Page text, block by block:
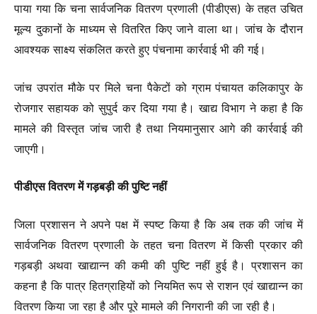
पाया गया कि चना सार्वजनिक वितरण प्रणाली (पीडीएस) के तहत उचित
मूल्य दुकानों के माध्यम से वितरित किए जाने वाला था। जांच के दौरान
आवश्यक साक्ष्य संकलित करते हुए पंचनामा कार्रवाई भी की गई।
जांच उपरांत मौके पर मिले चना पैकेटों को ग्राम पंचायत कलिकापुर के
रोजगार सहायक को सुपुर्द कर दिया गया है। खाद्य विभाग ने कहा है कि
मामले की विस्तृत जांच जारी है तथा नियमानुसार आगे की कार्रवाई की
जाएगी।
पीडीएस वितरण में गड़बड़ी की पुष्टि नहीं
जिला प्रशासन ने अपने पक्ष में स्पष्ट किया है कि अब तक की जांच में
सार्वजनिक वितरण प्रणाली के तहत चना वितरण में किसी प्रकार की
गड़बड़ी अथवा खाद्यान्न की कमी की पुष्टि नहीं हुई है। प्रशासन का
कहना है कि पात्र हितग्राहियों को नियमित रूप से राशन एवं खाद्यान्न का
वितरण किया जा रहा है और पूरे मामले की निगरानी की जा रही है।